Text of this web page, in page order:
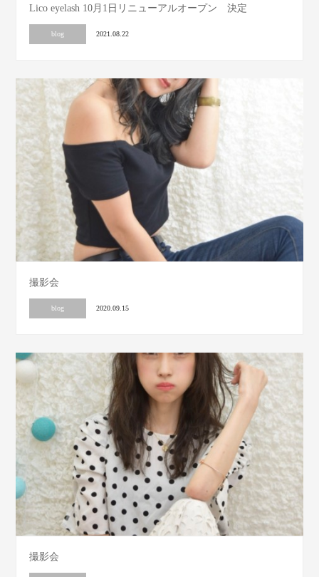
Lico eyelash 10月1日リニューアルオープン 決定
blog 2021.08.22
撮影会
blog 2020.09.15
撮影会